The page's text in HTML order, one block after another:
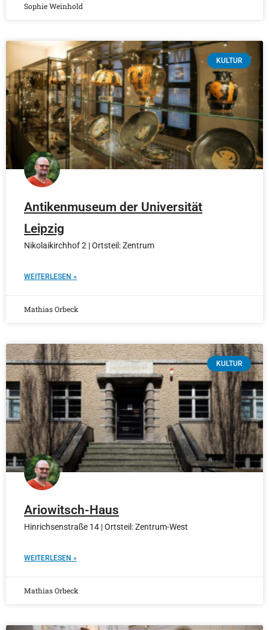
Sophie Weinhold
KULTUR
Antikenmuseum der Universität
Leipzig
Nikolaikirchhof 2 | Ortsteil: Zentrum
WEITERLESEN »
Mathias Orbeck
KULTUR
Ariowitsch-Haus
Hinrichsenstraße 14 | Ortsteil: Zentrum-West
WEITERLESEN »
Mathias Orbeck